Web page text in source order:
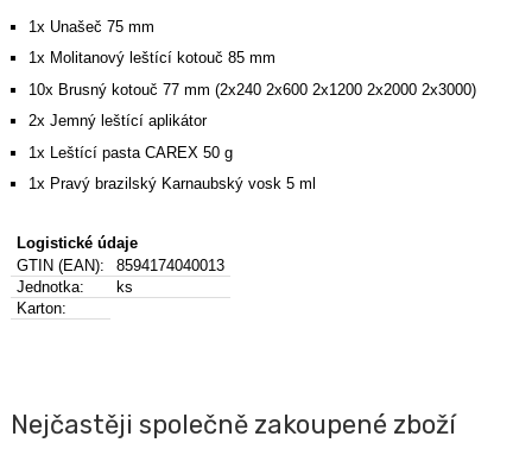
1x Unašeč 75 mm
1x Molitanový leštící kotouč 85 mm
10x Brusný kotouč 77 mm (2x240 2x600 2x1200 2x2000 2x3000)
2x Jemný leštící aplikátor
1x Leštící pasta CAREX 50 g
1x Pravý brazilský Karnaubský vosk 5 ml
Logistické údaje
GTIN (EAN):
8594174040013
Jednotka:
ks
Karton:
Nejčastěji společně zakoupené zboží